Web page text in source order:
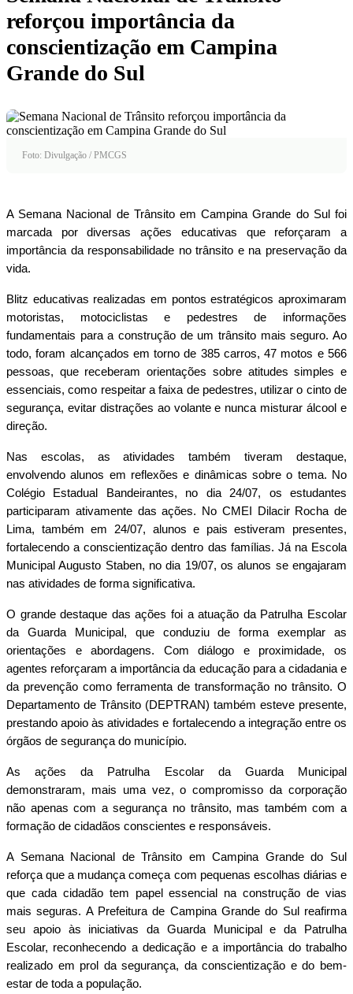
reforçou importância da
conscientização em Campina
Grande do Sul
Foto: Divulgação / PMCGS
A Semana Nacional de Trânsito em Campina Grande do Sul foi
marcada por diversas ações educativas que reforçaram a
importância da responsabilidade no trânsito e na preservação da
vida.
Blitz educativas realizadas em pontos estratégicos aproximaram
motoristas, motociclistas e pedestres de informações
fundamentais para a construção de um trânsito mais seguro. Ao
todo, foram alcançados em torno de 385 carros, 47 motos e 566
pessoas, que receberam orientações sobre atitudes simples e
essenciais, como respeitar a faixa de pedestres, utilizar o cinto de
segurança, evitar distrações ao volante e nunca misturar álcool e
direção.
Nas escolas, as atividades também tiveram destaque,
envolvendo alunos em reflexões e dinâmicas sobre o tema. No
Colégio Estadual Bandeirantes, no dia 24/07, os estudantes
participaram ativamente das ações. No CMEI Dilacir Rocha de
Lima, também em 24/07, alunos e pais estiveram presentes,
fortalecendo a conscientização dentro das famílias. Já na Escola
Municipal Augusto Staben, no dia 19/07, os alunos se engajaram
nas atividades de forma significativa.
O grande destaque das ações foi a atuação da Patrulha Escolar
da Guarda Municipal, que conduziu de forma exemplar as
orientações e abordagens. Com diálogo e proximidade, os
agentes reforçaram a importância da educação para a cidadania e
da prevenção como ferramenta de transformação no trânsito. O
Departamento de Trânsito (DEPTRAN) também esteve presente,
prestando apoio às atividades e fortalecendo a integração entre os
órgãos de segurança do município.
As ações da Patrulha Escolar da Guarda Municipal
demonstraram, mais uma vez, o compromisso da corporação
não apenas com a segurança no trânsito, mas também com a
formação de cidadãos conscientes e responsáveis.
A Semana Nacional de Trânsito em Campina Grande do Sul
reforça que a mudança começa com pequenas escolhas diárias e
que cada cidadão tem papel essencial na construção de vias
mais seguras. A Prefeitura de Campina Grande do Sul reafirma
seu apoio às iniciativas da Guarda Municipal e da Patrulha
Escolar, reconhecendo a dedicação e a importância do trabalho
realizado em prol da segurança, da conscientização e do bem-
estar de toda a população.